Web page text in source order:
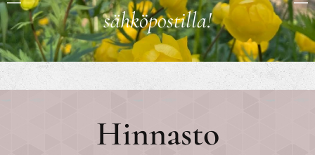
sähköpostilla!
Hinnasto